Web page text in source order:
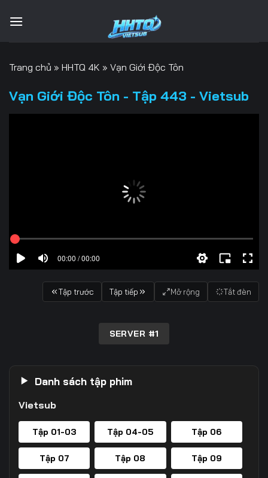
qua
Trang chủ » HHTQ 4K » Vạn Giới Độc Tôn
Vạn Giới Độc Tôn - Tập 443 - Vietsub
00:00 / 00:00
Tập trước Tập tiếp Mở rộng Tắt đèn
SERVER #1
Danh sách tập phim
Vietsub
Tập 01-03 Tập 04-05 Tập 06
Tập 07 Tập 08 Tập 09